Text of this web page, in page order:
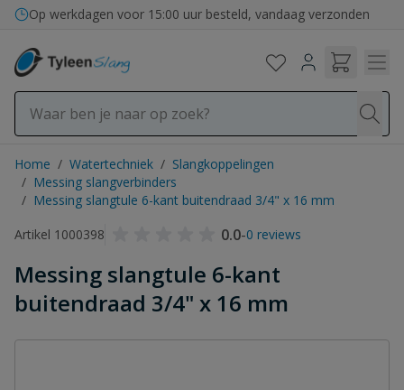
Ga naar de inhoud
Op werkdagen voor 15:00 uur besteld, vandaag verzonden
Home / Watertechniek / Slangkoppelingen
/ Messing slangverbinders
/ Messing slangtule 6-kant buitendraad 3/4" x 16 mm
Artikel 1000398
0.0-0 reviews
Messing slangtule 6-kant
buitendraad 3/4" x 16 mm